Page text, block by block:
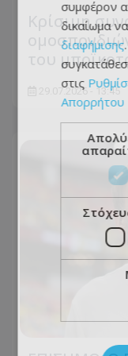
Κρίσιμη
του
29.07.2026 - 13:45
συμφέρον
δικαίωμα
διαφήμισης
στις
Απορρήτου